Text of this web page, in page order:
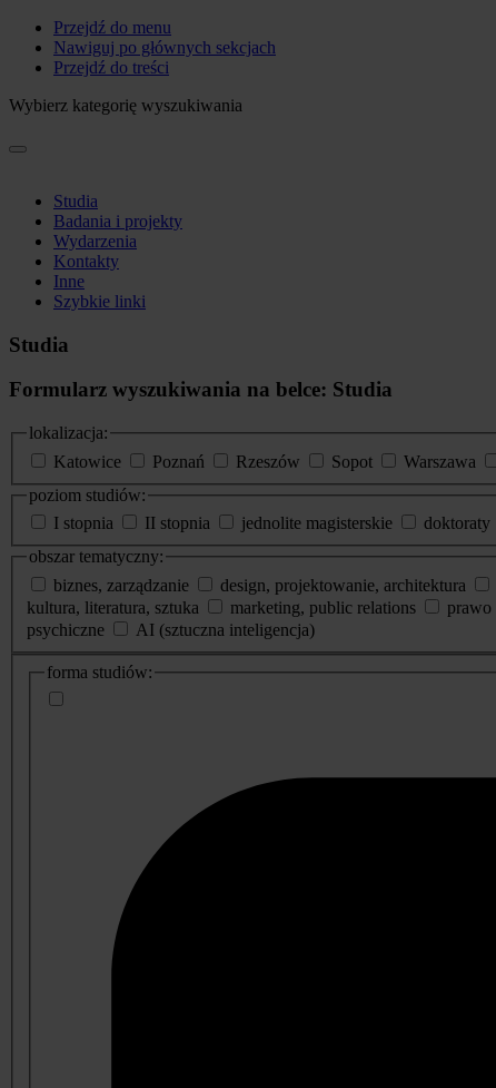
Przejdź do menu
Nawiguj po głównych sekcjach
Przejdź do treści
Wybierz kategorię wyszukiwania
Studia
Badania i projekty
Wydarzenia
Kontakty
Inne
Szybkie linki
Studia
Formularz wyszukiwania na belce: Studia
lokalizacja:
Katowice
Poznań Rzeszów Sopot Warszawa
poziom studiów:
I stopnia
II stopnia jednolite magisterskie doktoraty
obszar tematyczny:
biznes, zarządzanie
design, projektowanie, architektura
kultura, literatura, sztuka
marketing, public relations prawo
psychiczne
AI (sztuczna inteligencja)
dodatkowe
informacje
forma studiów: